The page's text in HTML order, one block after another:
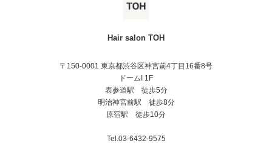
Hair salon TOH
〒150-0001 東京都渋谷区神宮前4丁目16番8号
ドームI 1F
表参道駅 徒歩5分
明治神宮前駅 徒歩8分
原宿駅 徒歩10分
Tel.03-6432-9575